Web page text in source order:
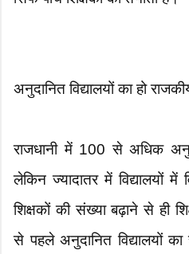
अनुदानित विद्यालयों का हो
राजधानी में 100 से अधिक
लेकिन ज्यादातर में विद्यालयों में
शिक्षकों की संख्या बढ़ाने से ही
से पहले अनुदानित विद्यालयों